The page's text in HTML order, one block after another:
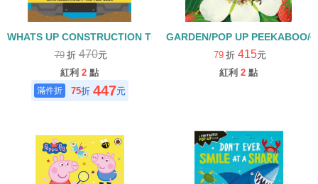
WHATS UP CONSTRUCTION TRUCK/FOLDS INTO 3D TRUCK/硬
79 折470元
紅利 2 點
75折 447元
GARDEN/POP UP PEEKABOO/
79 折 415元
紅利 2 點